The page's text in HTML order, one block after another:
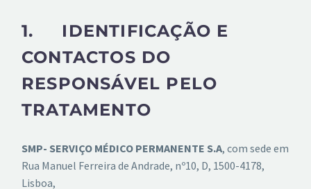
1. IDENTIFICAÇÃO E
CONTACTOS DO
RESPONSÁVEL PELO
TRATAMENTO
SMP- SERVIÇO MÉDICO PERMANENTE S.A, com sede em
Rua Manuel Ferreira de Andrade, nº10, D, 1500-4178,
Lisboa,